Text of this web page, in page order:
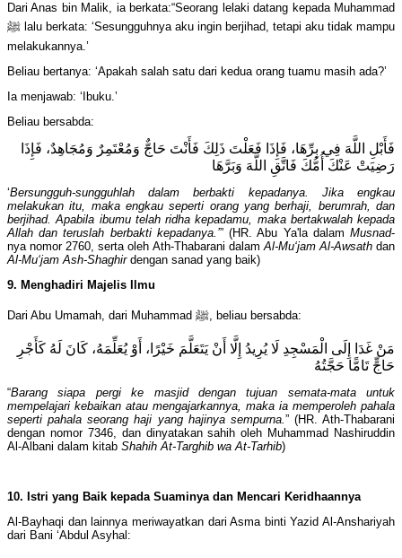
Dari Anas bin Malik, ia berkata:“Seorang lelaki datang kepada Muhammad
ﷺ lalu berkata: ‘Sesungguhnya aku ingin berjihad, tetapi aku tidak mampu
melakukannya.’
Beliau bertanya: ‘Apakah salah satu dari kedua orang tuamu masih ada?’
Ia menjawab: ‘Ibuku.’
Beliau bersabda:
فَأَبْلِ اللَّهَ فِي بِرِّهَا، فَإِذَا فَعَلْتَ ذَلِكَ فَأَنْتَ حَاجٌّ وَمُعْتَمِرٌ وَمُجَاهِدٌ، فَإِذَا
رَضِيَتْ عَنْكَ أُمُّكَ فَاتَّقِ اللَّهَ وَبَرَّهَا
‘Bersungguh-sungguhlah dalam berbakti kepadanya. Jika engkau
melakukan itu, maka engkau seperti orang yang berhaji, berumrah, dan
berjihad. Apabila ibumu telah ridha kepadamu, maka bertakwalah kepada
Allah dan teruslah berbakti kepadanya.’” (HR. Abu Ya'la dalamMusnad-
nya nomor 2760, serta oleh Ath-Thabarani dalamAl-Mu‘jam Al-Awsathdan
Al-Mu‘jam Ash-Shaghirdengan sanad yang baik)
9. Menghadiri Majelis Ilmu
Dari Abu Umamah, dari Muhammad ﷺ, beliau bersabda:
مَنْ غَدَا إِلَى الْمَسْجِدِ لَا يُرِيدُ إِلَّا أَنْ يَتَعَلَّمَ خَيْرًا، أَوْ يُعَلِّمَهُ، كَانَ لَهُ كَأَجْرِ
حَاجٍّ تَامًّا حَجَّتُهُ
“Barang siapa pergi ke masjid dengan tujuan semata-mata untuk
mempelajari kebaikan atau mengajarkannya, maka ia memperoleh pahala
seperti pahala seorang haji yang hajinya sempurna.” (HR. Ath-Thabarani
dengan nomor 7346, dan dinyatakan sahih oleh Muhammad Nashiruddin
Al-Albani dalam kitab Shahih At-Targhib wa At-Tarhib)
10. Istri yang Baik kepada Suaminya dan Mencari Keridhaannya
Al-Bayhaqi dan lainnya meriwayatkan dari Asma binti Yazid Al-Anshariyah
dari Bani ‘Abdul Asyhal: